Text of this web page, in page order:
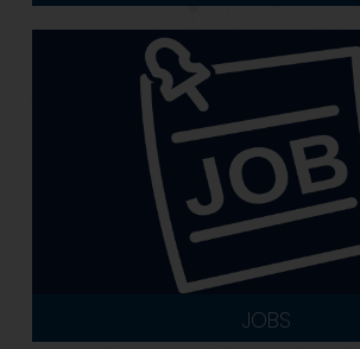
JOBS